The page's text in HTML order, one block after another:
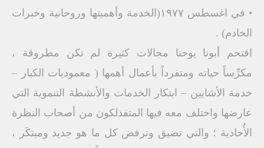
• في اغسطس ١٩٧٧(الخدمة وأهميتها وروحانية وخبرات
الخادم) .
اقتحم أبونا يوحنا مجالات كثيرة لم تكن مطروقة ،
مكرِّساً حياته ومتفرداً بأعمال أهمها ( معموديات الكبار –
خدمة الأشابين – ابتكار الخدمات والأنشطة التنموية التي
عارضها واختلف معه فيها المتفذلكون من أصحاب النظرة
الأُحادية ؛ والتي تضيق وترفض كل ما هو جديد ومبتكَر ،